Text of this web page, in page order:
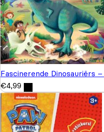
Fascinerende Dinosauriërs
€4,99